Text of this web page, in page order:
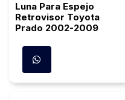
Luna Para Espejo
Retrovisor Toyota
Prado 2002-2009